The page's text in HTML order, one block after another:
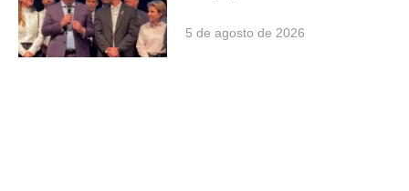
5 de agosto de 2026